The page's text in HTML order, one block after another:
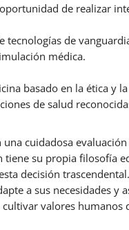
de realizar
de
médica.
basado en la ética y
de salud
cuidadosa
su propia filosofía
decisión
a sus necesidades y
valores humanos